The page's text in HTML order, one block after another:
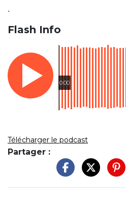
.
Flash Info
0:00
Télécharger le podcast
Partager :